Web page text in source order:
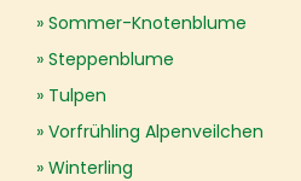
Sommer-Knotenblume
Steppenblume
Tulpen
Vorfrühling Alpenveilchen
Winterling